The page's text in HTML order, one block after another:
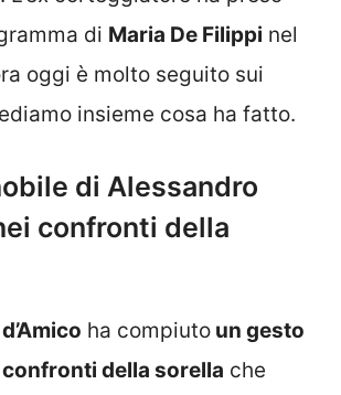
di Maria De Filippi nel
oggi è molto seguito sui
insieme cosa ha fatto.
di Alessandro
confronti della
ha compiuto un gesto
confronti della sorella che